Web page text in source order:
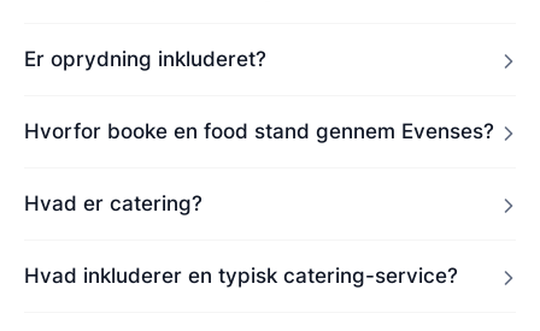
Er oprydning inkluderet?
Hvorfor booke en food stand gennem Evenses?
Hvad er catering?
Hvad inkluderer en typisk catering-service?